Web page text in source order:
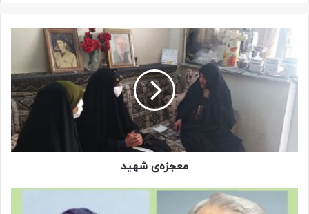
جانباز شهید حاج حسن کولیوند
که با وجود شرایط
سختی که داشت، در همه ی برنامه ها و مراسم گردان علی
اکبر، با اشتیاق شرکت می کرد…
معجزه‌ی شهید